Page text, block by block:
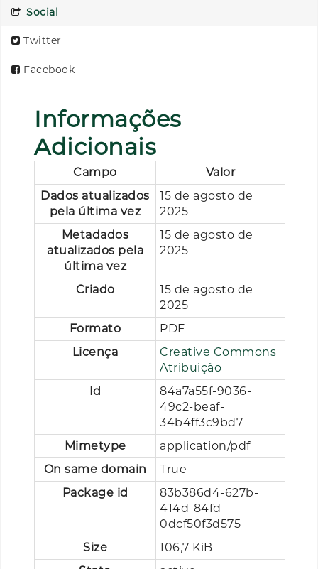
Social
Twitter
Facebook
Informações
Adicionais
Campo
Valor
Dados atualizados
pela última vez
15 de agosto de
2025
Metadados
atualizados pela
última vez
15 de agosto de
2025
Criado
15 de agosto de
2025
Formato
PDF
Licença
Creative Commons
Atribuição
Id
84a7a55f-9036-
49c2-beaf-
34b4ff3c9bd7
Mimetype
application/pdf
On same domain
True
Package id
83b386d4-627b-
414d-84fd-
0dcf50f3d575
Size
106,7 KiB